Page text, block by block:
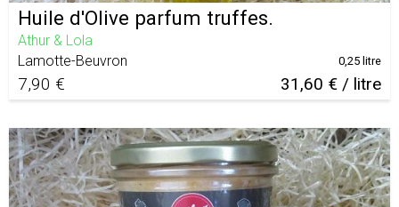
Huile d'Olive parfum truffes.
Athur & Lola
Lamotte-Beuvron
7,90 € 31,60 € / litre
0,25 litre